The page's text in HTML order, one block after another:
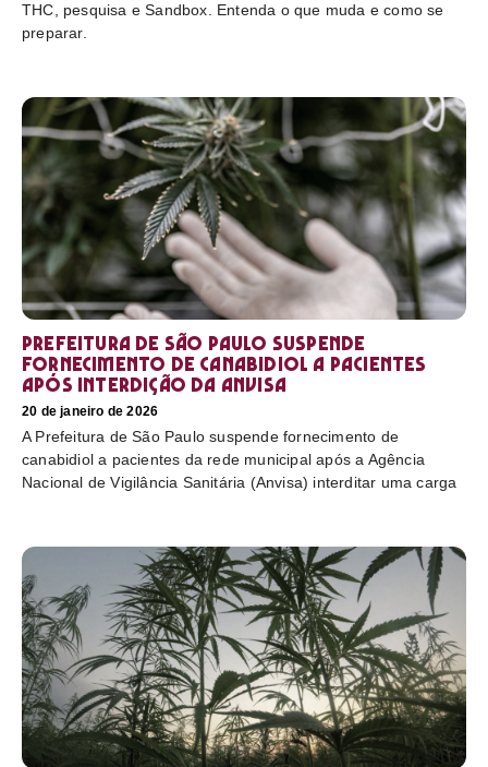
THC, pesquisa e Sandbox. Entenda o que muda e como se
preparar.
Prefeitura de São Paulo suspende
fornecimento de canabidiol a pacientes
após interdição da Anvisa
20 de janeiro de 2026
A Prefeitura de São Paulo suspende fornecimento de
canabidiol a pacientes da rede municipal após a Agência
Nacional de Vigilância Sanitária (Anvisa) interditar uma carga